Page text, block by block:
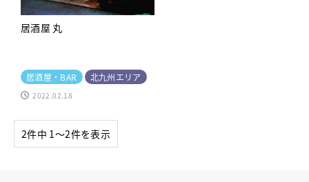
居酒屋 丸
居酒屋・BAR 北九州エリア
2022.02.18
2件中 1〜2件を表示